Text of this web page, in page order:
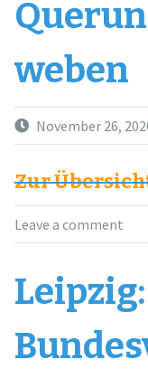
weben
November 26,
Zur
Leave a comment